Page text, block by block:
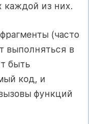
каждой из них.
(часто
выполняться в
быть
код, и
функций